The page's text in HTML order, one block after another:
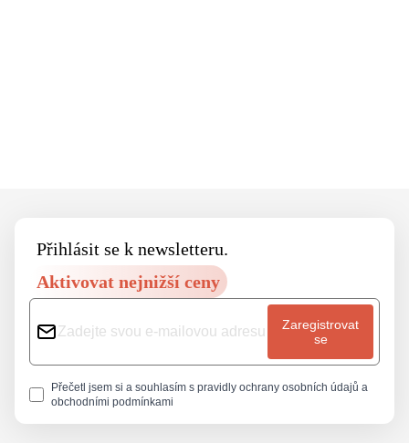
Přihlásit se k newsletteru.
Aktivovat nejnižší ceny
Zaregistrovat
se
Přečetl jsem si a souhlasím s pravidly ochrany osobních údajů a
obchodními podmínkami